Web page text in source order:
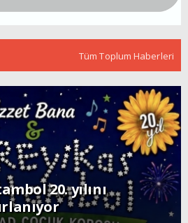
Tüm Toplum Haberleri
20. yılını